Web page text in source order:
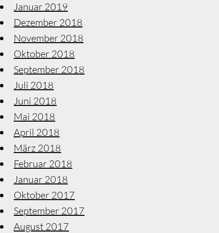
Januar 2019
Dezember 2018
November 2018
Oktober 2018
September 2018
Juli 2018
Juni 2018
Mai 2018
April 2018
März 2018
Februar 2018
Januar 2018
Oktober 2017
September 2017
August 2017